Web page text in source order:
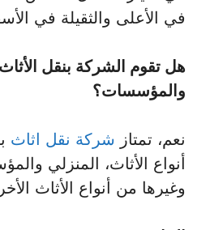
في الأعلى والثقيلة في
هل تقوم الشركة بنقل
والمؤسسات؟
نعم، تمتاز شركة نقل اثاث
أنواع الأثاث، المنزلي
وغيرها من أنواع الأثاث